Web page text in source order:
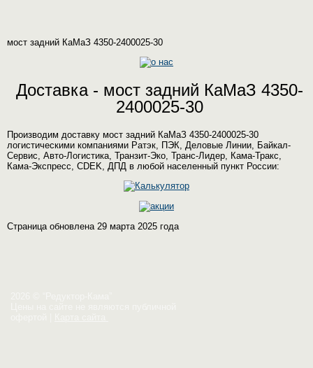
мост задний КаМаЗ 4350-2400025-30
Доставка - мост задний КаМаЗ 4350-
2400025-30
Производим доставку мост задний КаМаЗ 4350-2400025-30
логистическими компаниями Ратэк, ПЭК, Деловые Линии, Байкал-
Сервис, Авто-Логистика, Транзит-Эко, Транс-Лидер, Кама-Тракс,
Кама-Экспресс, CDEK, ДПД в любой населенный пункт России:
Страница обновлена 29 марта 2025 года